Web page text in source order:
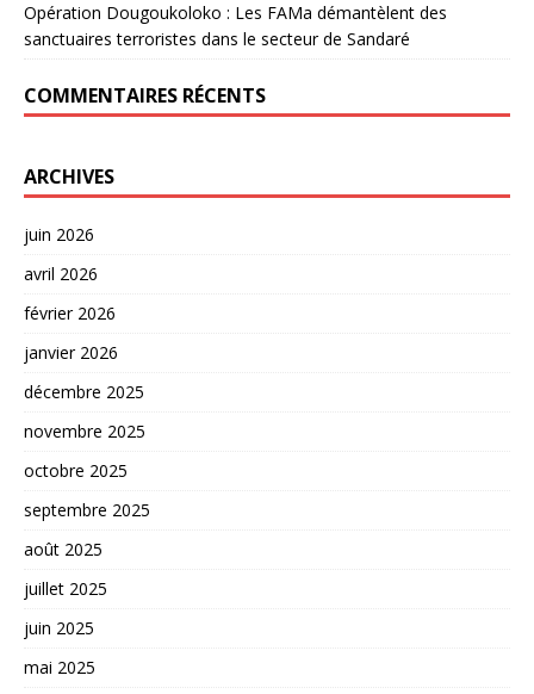
Opération Dougoukoloko : Les FAMa démantèlent des
sanctuaires terroristes dans le secteur de Sandaré
COMMENTAIRES RÉCENTS
ARCHIVES
juin 2026
avril 2026
février 2026
janvier 2026
décembre 2025
novembre 2025
octobre 2025
septembre 2025
août 2025
juillet 2025
juin 2025
mai 2025